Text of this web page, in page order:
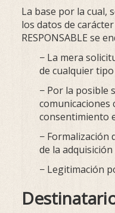
La base por la cual,
los datos de
RESPONSABLE se
− La mera
de cualquier
− Por la posible
comunicaciones
consentimiento
− Formalización
de la
− Legitimación